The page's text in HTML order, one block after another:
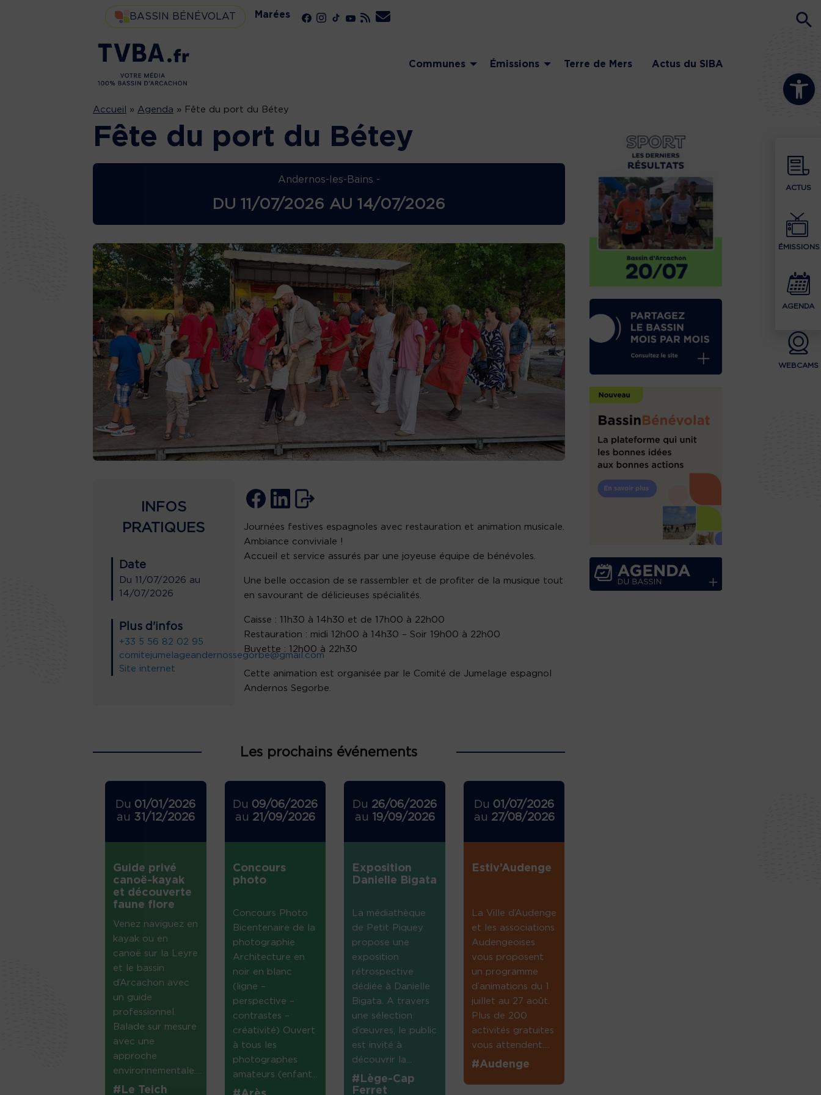
Ouvrir la
ACTUS
ÉMISSIONS
AGENDA
WEBCAMS
BASSIN BÉNÉVOLAT Marées
Communes Émissions Terre de Mers Actus du SIBA
Accueil » Agenda » Fête du port du Bétey
Fête du port du Bétey
Andernos-les-Bains -
DU 11/07/2026 AU 14/07/2026
INFOS
PRATIQUES
Date
Du 11/07/2026 au
14/07/2026
Plus d'infos
+33 5 56 82 02 95
comitejumelageandernossegorbe@gmail.com
Site internet
Journées festives espagnoles avec restauration et animation musicale.
Ambiance conviviale !
Accueil et service assurés par une joyeuse équipe de bénévoles.
Une belle occasion de se rassembler et de profiter de la musique tout
en savourant de délicieuses spécialités.
Caisse : 11h30 à 14h30 et de 17h00 à 22h00
Restauration : midi 12h00 à 14h30 – Soir 19h00 à 22h00
Buvette : 12h00 à 22h30
Cette animation est organisée par le Comité de Jumelage espagnol
Andernos Segorbe.
Les prochains événements
Du 01/01/2026
au 31/12/2026
Guide privé
canoë-kayak
et découverte
faune flore
Venez naviguez en
kayak ou en
canoë sur la Leyre
et le bassin
d’Arcachon avec
un guide
professionnel.
Balade sur mesure
avec une
approche
environnementale....
#Le Teich
Du 09/06/2026
au 21/09/2026
Concours
photo
Concours Photo
Bicentenaire de la
photographie
Architecture en
noir en blanc
(ligne –
perspective –
contrastes –
créativité) Ouvert
à tous les
photographes
amateurs (enfant...
Du 26/06/2026
au
19/09/2026
Exposition
Danielle Bigata
La médiathèque
de Petit Piquey
propose une
exposition
rétrospective
dédiée à Danielle
Bigata. A travers
une sélection
d’œuvres, le public
est invité à
découvrir la...
#Lège-Cap
Ferret
Du 01/07/2026
au 27/08/2026
Estiv’Audenge
La Ville d’Audenge
et les associations
Audengeoises
vous proposent
un programme
d’animations du 1
juillet au 27 août.
Plus de 200
activités gratuites
vous attendent....
#Audenge